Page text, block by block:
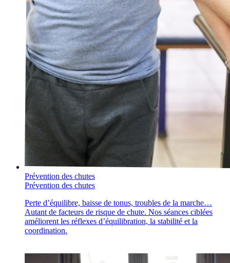
Prévention des chutes
Prévention des chutes
Perte d’équilibre, baisse de tonus, troubles de la marche…
Autant de facteurs de risque de chute. Nos séances ciblées
améliorent les réflexes d’équilibration, la stabilité et la
coordination.